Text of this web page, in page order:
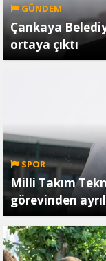
GÜNDEM
Çankaya
ortaya çıktı
SPOR
Milli Takım
görevinden